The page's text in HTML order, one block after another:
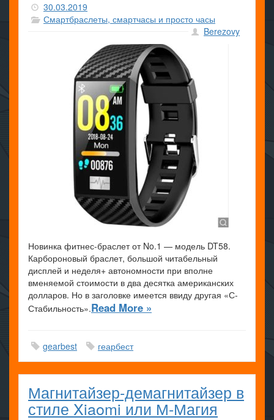
30.03.2019
Смартбраслеты, смартчасы и просто часы
Berezovy
Новинка фитнес-браслет от No.1 — модель DT58.
Карбороновый браслет, большой читабельный
дисплей и неделя+ автономности при вполне
вменяемой стоимости в два десятка американских
долларов. Но в заголовке имеется ввиду другая «С-
Стабильность».Read More »
gearbest геарбест
Магнитайзер-демагнитайзер в
стиле Xiaomi или М-Магия